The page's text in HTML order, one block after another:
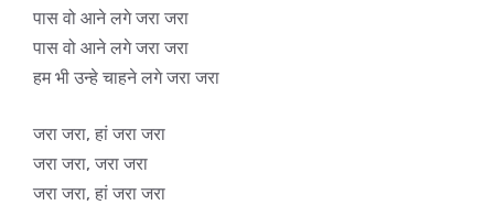
पास वो आने लगे जरा जरा
पास वो आने लगे जरा जरा
हम भी उन्हे चाहने लगे जरा जरा
जरा जरा, हां जरा जरा
जरा जरा, जरा जरा
जरा जरा, हां जरा जरा